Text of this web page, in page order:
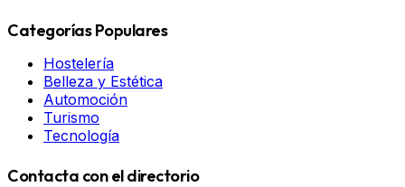
Categorías Populares
Hostelería
Belleza y Estética
Automoción
Turismo
Tecnología
Contacta con el directorio